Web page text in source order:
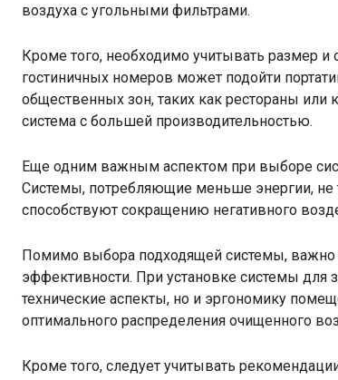
воздуха с угольными фильтрами.
Кроме того, необходимо учитывать размер
гостиничных номеров может подойти
общественных зон, таких как рестораны
система с большей производительностью.
Еще одним важным аспектом при выборе
Системы, потребляющие меньше энергии, не
способствуют сокращению негативного
Помимо выбора подходящей системы, важно
эффективности. При установке системы для
технические аспекты, но и эргономику
оптимального распределения очищенного
Кроме того, следует учитывать